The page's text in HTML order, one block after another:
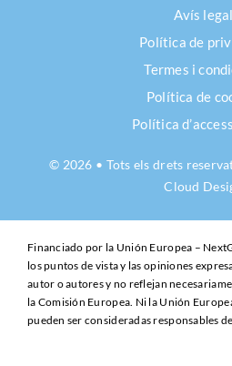
Avís legal
Política de
Termes i
Política de
Política
© 2026 • Tots els drets
Cloud
Financiado por la Unión Europea –
los puntos de vista y las opiniones
autor o autores y no reflejan
la Comisión Europea. Ni la Unión
pueden ser consideradas responsables de